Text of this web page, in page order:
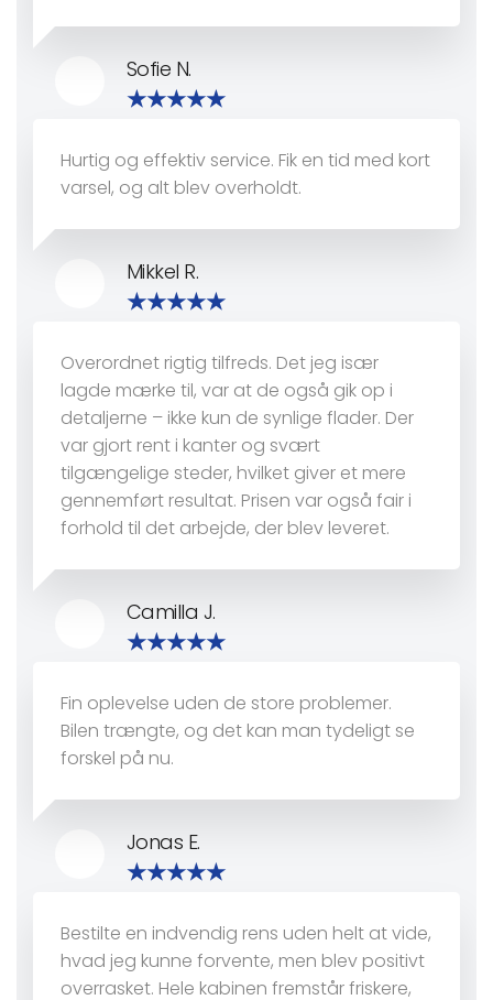
Sofie N.
Hurtig og effektiv service. Fik en tid med kort
varsel, og alt blev overholdt.
Mikkel R.
Overordnet rigtig tilfreds. Det jeg især
lagde mærke til, var at de også gik op i
detaljerne – ikke kun de synlige flader. Der
var gjort rent i kanter og svært
tilgængelige steder, hvilket giver et mere
gennemført resultat. Prisen var også fair i
forhold til det arbejde, der blev leveret.
Camilla J.
Fin oplevelse uden de store problemer.
Bilen trængte, og det kan man tydeligt se
forskel på nu.
Jonas E.
Bestilte en indvendig rens uden helt at vide,
hvad jeg kunne forvente, men blev positivt
overrasket. Hele kabinen fremstår friskere,